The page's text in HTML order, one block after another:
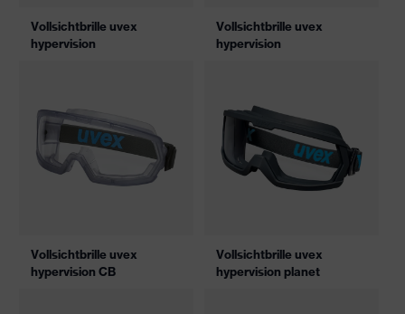
Vollsichtbrille uvex
hypervision
Vollsichtbrille uvex
hypervision
Vollsichtbrille uvex
hypervision CB
Vollsichtbrille uvex
hypervision planet